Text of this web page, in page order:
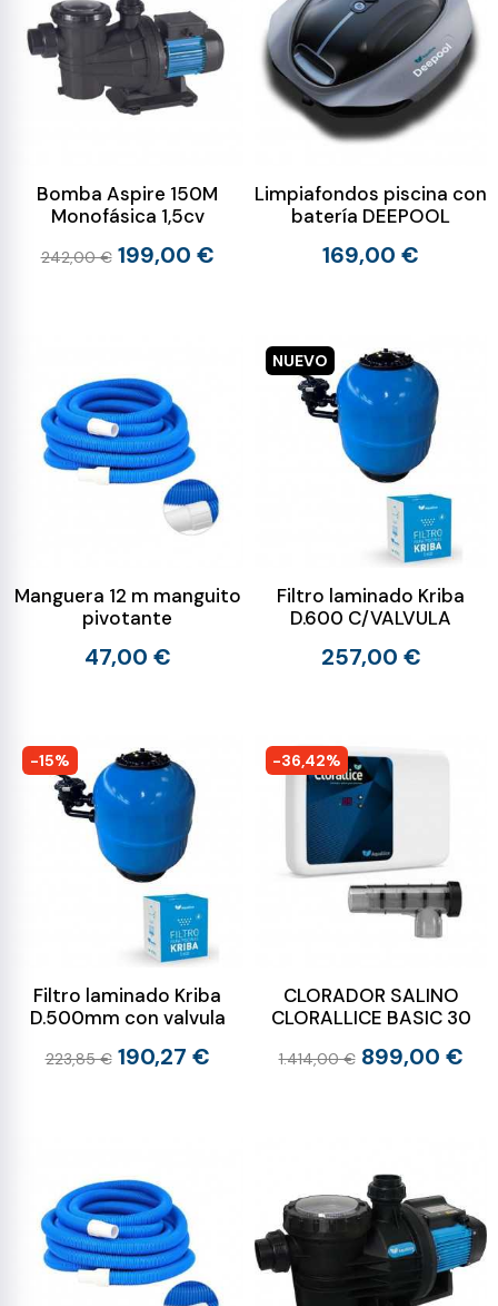
Bomba Aspire 150M
Monofásica 1,5cv
242,00 € 199,00 €
Limpiafondos piscina con
batería DEEPOOL
169,00 €
Manguera 12 m manguito
pivotante
47,00 €
NUEVO
Filtro laminado Kriba
D.600 C/VALVULA
257,00 €
-15%
Filtro laminado Kriba
D.500mm con valvula
223,85 € 190,27 €
-36,42%
CLORADOR SALINO
CLORALLICE BASIC 30
1.414,00 € 899,00 €